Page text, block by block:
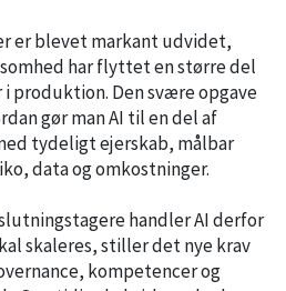
er blevet markant udvidet,
har flyttet en større del
produktion. Den svære opgave
gør man AI til en del af
tydeligt ejerskab, målbar
data og omkostninger.
handler AI derfor
skaleres, stiller det nye krav
kompetencer og